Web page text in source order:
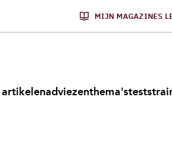
MIJN MAGAZINES
artikelenadviezenthema'stests